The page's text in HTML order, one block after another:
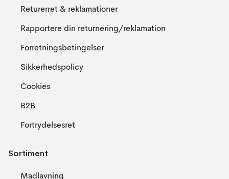
Returerret & reklamationer
Rapportere din returnering/reklamation
Forretningsbetingelser
Sikkerhedspolicy
Cookies
B2B
Fortrydelsesret
Sortiment
Madlavning